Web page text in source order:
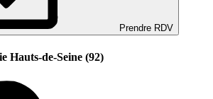
Prendre RDV
Hauts-de-Seine (92)